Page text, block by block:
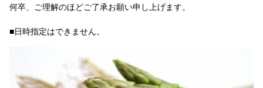
何卒、ご理解のほどご了承お願い申し上げます。
■日時指定はできません。